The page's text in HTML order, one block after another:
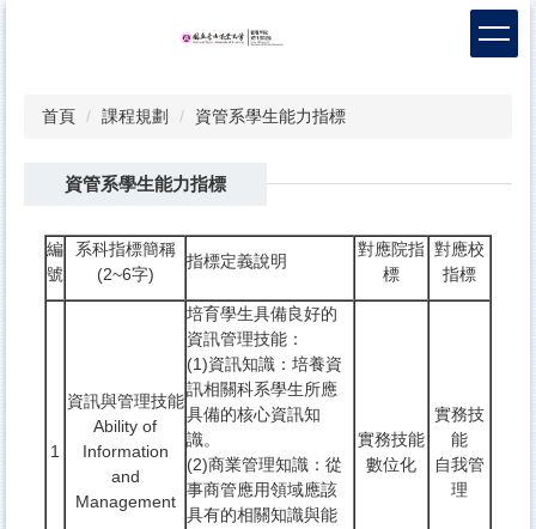
首頁 課程規劃 資管系學生能力指標
資管系學生能力指標
編
號
系科指標簡稱
(2~6字)
指標定義說明
對應院指
標
對應校
指標
1
資訊與管理技能
Ability of
Information
and
Management
培育學生具備良好的
資訊管理技能：
(1)資訊知識：培養資
訊相關科系學生所應
具備的核心資訊知
識。
(2)商業管理知識：從
事商管應用領域應該
具有的相關知識與能
實務技能
數位化
實務技
能
自我管
理